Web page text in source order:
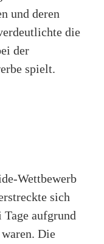
und deren
die
der
spielt.
Wettbewerb
sich
aufgrund
Die